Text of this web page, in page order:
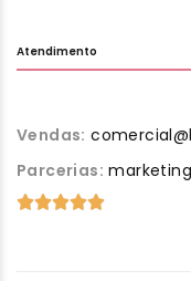
Atendimento
Vendas:
Parcerias: